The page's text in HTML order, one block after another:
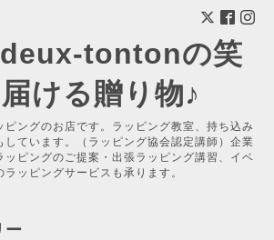
tontonの笑
ける贈り物♪
ピングのお店です。ラッピング教室、持ち込み
しています。（ラッピング協会認定講師）企業
ッピングのご提案・出張ラッピング講習、イベ
ラッピングサービスも承ります。
ー